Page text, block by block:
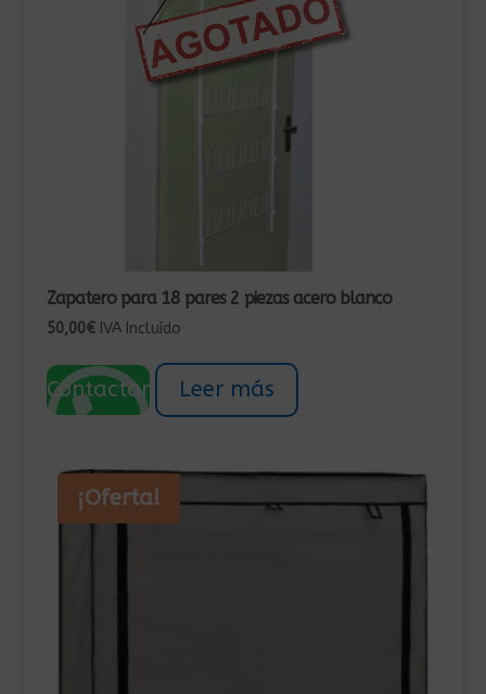
Zapatero para 18 pares 2 piezas acero blanco
50,00€ IVA Incluído
Contactar Leer más
¡Oferta!